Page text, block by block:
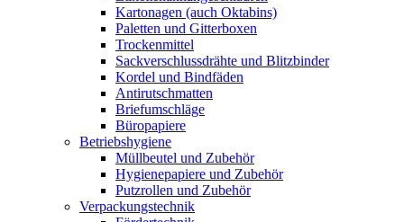
Kartonagen (auch Oktabins)
Paletten und Gitterboxen
Trockenmittel
Sackverschlussdrähte und Blitzbinder
Kordel und Bindfäden
Antirutschmatten
Briefumschläge
Büropapiere
Betriebshygiene
Müllbeutel und Zubehör
Hygienepapiere und Zubehör
Putzrollen und Zubehör
Verpackungstechnik